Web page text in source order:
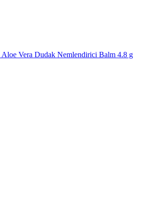
Vera Dudak Nemlendirici Balm 4.8 g